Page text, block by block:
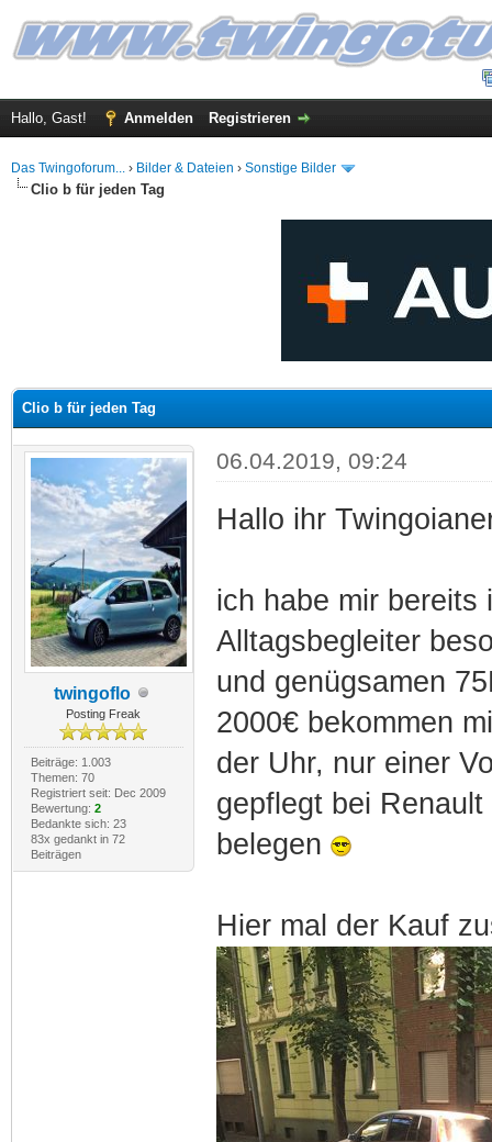
Hallo, Gast! Anmelden Registrieren
Das Twingoforum... › Bilder & Dateien › Sonstige Bilder
Clio b für jeden Tag
Clio b für jeden Tag
twingoflo
Posting Freak
Beiträge: 1.003
Themen: 70
Registriert seit: Dec 2009
Bewertung: 2
Bedankte sich: 23
83x gedankt in 72
Beiträgen
06.04.2019, 09:24
Hallo ihr
ich habe mir bereits
Alltagsbegleiter
und genügsamen
2000€ bekommen
der Uhr, nur einer
gepflegt bei
belegen
Hier mal der Kauf